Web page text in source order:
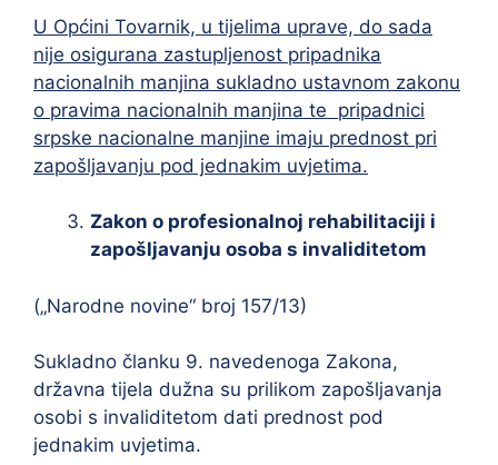
U Općini Tovarnik, u tijelima uprave, do sada
nije osigurana zastupljenost pripadnika
nacionalnih manjina sukladno ustavnom zakonu
o pravima nacionalnih manjina te pripadnici
srpske nacionalne manjine imaju prednost pri
zapošljavanju pod jednakim uvjetima.
Zakon o profesionalnoj rehabilitaciji i
zapošljavanju osoba s invaliditetom
(„Narodne novine“ broj 157/13)
Sukladno članku 9. navedenoga Zakona,
državna tijela dužna su prilikom zapošljavanja
osobi s invaliditetom dati prednost pod
jednakim uvjetima.